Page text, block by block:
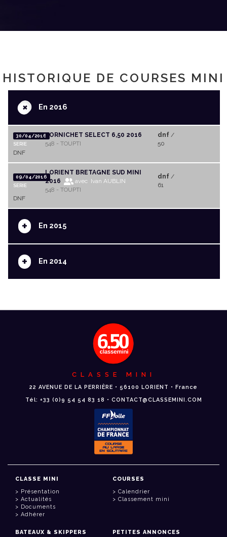
HISTORIQUE DE COURSES MINI
+En 2016
30/04/2016
SERIE
PORNICHET SELECT 6,50 2016
548 - TOUPTI
dnf/
50
DNF
09/04/2016
SERIE
LORIENT BRETAGNE SUD MINI
2016
avec Ivan AUBLIN
548 - TOUPTI
dnf/
61
DNF
+ En 2015
+ En 2014
CLASSE MINI
22 AVENUE DE LA PERRIÈRE • 56100 LORIENT • France
Tél: +33 (0)9 54 54 83 18 • CONTACT@CLASSEMINI.COM
CLASSE MINI
Présentation
Actualités
Documents
Adhérer
COURSES
Calendrier
Classement mini
BATEAUX & SKIPPERS PETITES ANNONCES